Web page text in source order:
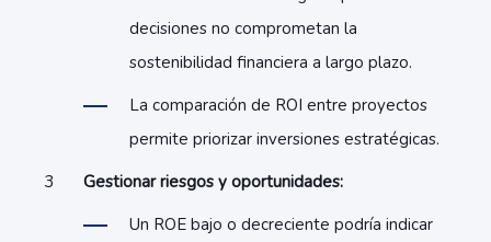
decisiones no comprometan la
sostenibilidad financiera a largo plazo.
La comparación de ROI entre proyectos
permite priorizar inversiones estratégicas.
Gestionar riesgos y oportunidades:
Un ROE bajo o decreciente podría indicar